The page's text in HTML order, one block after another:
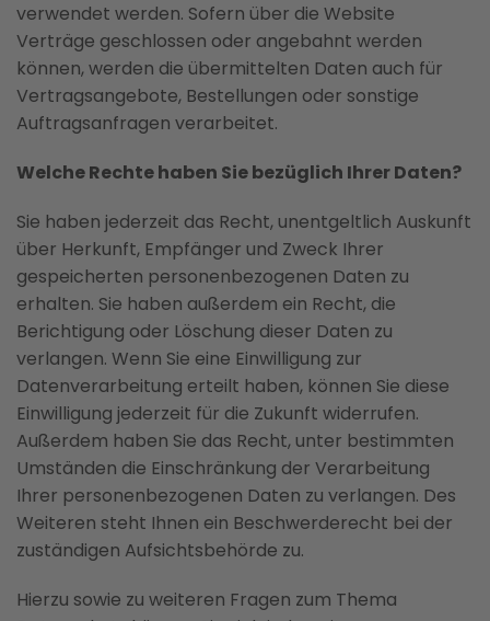
verwendet werden. Sofern über die Website
Verträge geschlossen oder angebahnt werden
können, werden die übermittelten Daten auch für
Vertragsangebote, Bestellungen oder sonstige
Auftragsanfragen verarbeitet.
Welche Rechte haben Sie bezüglich Ihrer Daten?
Sie haben jederzeit das Recht, unentgeltlich Auskunft
über Herkunft, Empfänger und Zweck Ihrer
gespeicherten personenbezogenen Daten zu
erhalten. Sie haben außerdem ein Recht, die
Berichtigung oder Löschung dieser Daten zu
verlangen. Wenn Sie eine Einwilligung zur
Datenverarbeitung erteilt haben, können Sie diese
Einwilligung jederzeit für die Zukunft widerrufen.
Außerdem haben Sie das Recht, unter bestimmten
Umständen die Einschränkung der Verarbeitung
Ihrer personenbezogenen Daten zu verlangen. Des
Weiteren steht Ihnen ein Beschwerderecht bei der
zuständigen Aufsichtsbehörde zu.
Hierzu sowie zu weiteren Fragen zum Thema